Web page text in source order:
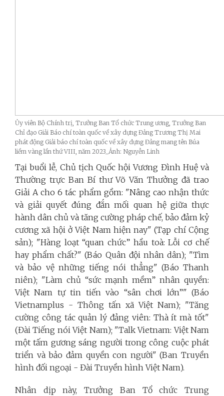
Ủy viên Bộ Chính trị, Trưởng Ban Tổ chức Trung ương, Trưởng Ban
Chỉ đạo Giải Báo chí toàn quốc về xây dựng Đảng Trương Thị Mai
phát động Giải báo chí toàn quốc về xây dựng Đảng mang tên Búa
liềm vàng lần thứ VIII, năm 2023_Ảnh: Nguyễn Linh
Tại buổi lễ, Chủ tịch Quốc hội Vương Đình Huệ và
Thường trực Ban Bí thư Võ Văn Thưởng đã trao
Giải A cho 6 tác phẩm gồm: "Nâng cao nhận thức
và giải quyết đúng đắn mối quan hệ giữa thực
hành dân chủ và tăng cường pháp chế, bảo đảm kỷ
cương xã hội ở Việt Nam hiện nay" (Tạp chí Cộng
sản); "Hàng loạt “quan chức” hầu toà: Lỗi cơ chế
hay phẩm chất?" (Báo Quân đội nhân dân); "Tìm
và bảo vệ những tiếng nói thẳng" (Báo Thanh
niên); "Làm chủ “sức mạnh mềm” nhân quyền:
Việt Nam tự tin tiến vào “sân chơi lớn”" (Báo
Vietnamplus - Thông tấn xã Việt Nam); "Tăng
cường công tác quản lý đảng viên: Thà ít mà tốt"
(Đài Tiếng nói Việt Nam); "Talk Vietnam: Việt Nam
một tấm gương sáng người trong công cuộc phát
triển và bảo đảm quyền con người" (Ban Truyền
hình đối ngoại - Đài Truyền hình Việt Nam).
Nhân dịp này, Trưởng Ban Tổ chức Trung